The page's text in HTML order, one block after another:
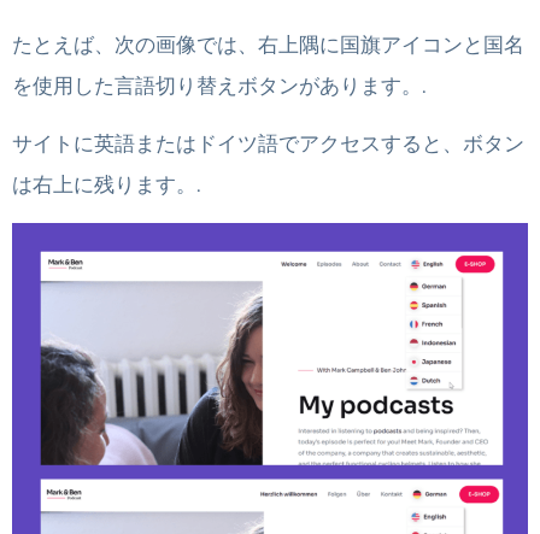
たとえば、次の画像では、右上隅に国旗アイコンと国名
を使用した言語切り替えボタンがあります。.
サイトに英語またはドイツ語でアクセスすると、ボタン
は右上に残ります。.